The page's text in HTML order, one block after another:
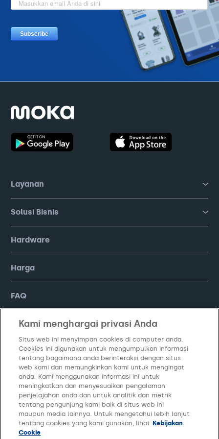
Layanan
Solusi Bisnis
Hardware
Harga
FAQ
Company
Kebijakan Privasi Syarat dan Ketentuan Kelola Cookie
Kami menghargai privasi Anda
Situs web ini menyimpan cookies di computer anda.
Cookies ini digunakan untuk mengumpulkan informasi
tentang bagaimana anda berinteraksi dengan situs
web kami dan memungkinkan kami untuk mengingat
anda. Kami menggunakan informasi ini untuk
meningkatkan dan menyesuaikan pengalaman
penjelajahan anda dan untuk analitik dan metrik
tentang pengunjung kami baik di situs web ini
maupun media lainnya. Untuk mengetahui lebih lanjut
tentang cookies yang kami gunakan, lihat Kebijakan
Cookie